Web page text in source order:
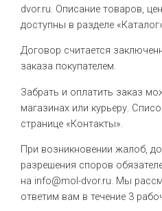
dvor.ru. Описание товаров,
доступны в разделе
Договор считается
заказа покупателем.
Забрать и оплатить заказ
магазинах или курьеру.
странице «Контакты».
При возникновении жалоб,
разрешения споров
на info@mol-dvor.ru. Мы
ответим вам в течение 3